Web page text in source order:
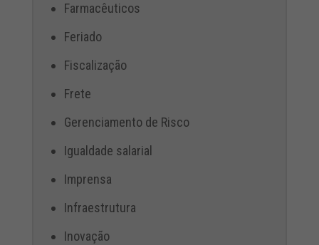
Farmacêuticos
Feriado
Fiscalização
Frete
Gerenciamento de Risco
Igualdade salarial
Imprensa
Infraestrutura
Inovação